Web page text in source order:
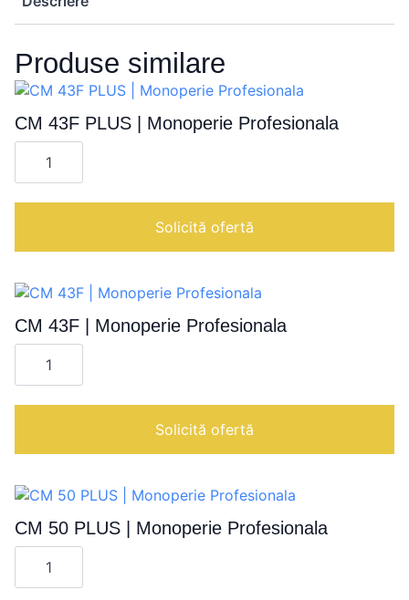
Produse similare
CM 43F PLUS | Monoperie Profesionala
Cantitate
|
Solicită ofertă
CM 43F | Monoperie Profesionala
Cantitate
Monoperie
Solicită ofertă
CM 50 PLUS | Monoperie Profesionala
Cantitate